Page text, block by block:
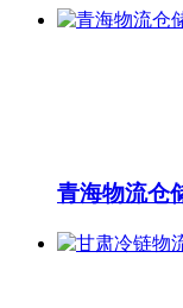
青海物流仓